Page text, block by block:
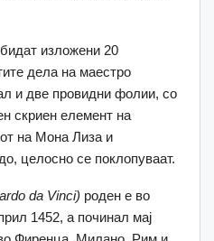
изложени 20
дела на маестро
и две провидни фолии, со
скриен елемент на
на Мона Лиза и
целосно се поклопуваат.
da Vinci) роден е во
1452, а починал мај